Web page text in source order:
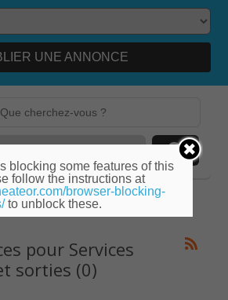
UNE ANNONCE
» Services loisirs et sorties
pour Services
sorties (0)
blocking some features of this
follow the instructions at
browser-blocking-
to unblock these.